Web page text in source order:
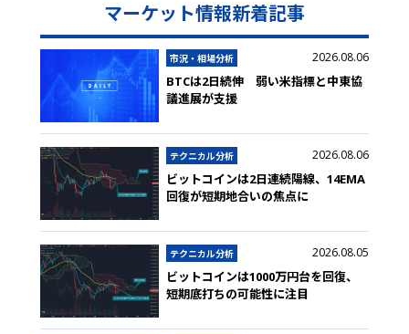
マーケット情報新着記事
市況・相場分析 2026.08.06
BTCは2日続伸 弱い米指標と中東協
議進展が支援
テクニカル分析 2026.08.06
ビットコインは2日連続陽線、14EMA
回復が短期地合いの焦点に
テクニカル分析 2026.08.05
ビットコインは1000万円台を回復、
短期底打ちの可能性に注目